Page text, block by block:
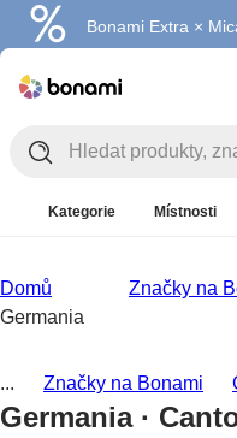
Bonami Extra ×
Summer Sale |
Kategorie Místnosti
Domů Značky na
Germania
... Značky na Bonami
Germania ·